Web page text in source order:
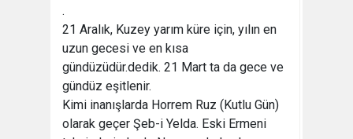
.
21 Aralık, Kuzey yarım küre için, yılın en
uzun gecesi ve en kısa
gündüzüdür.dedik. 21 Mart ta da gece ve
gündüz eşitlenir.
Kimi inanışlarda Horrem Ruz (Kutlu Gün)
olarak geçer Şeb-i Yelda. Eski Ermeni